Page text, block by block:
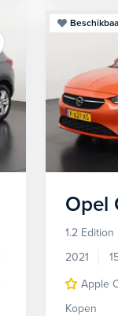
cruise control
Opel
1.2 Edition
2021
Apple
Kopen